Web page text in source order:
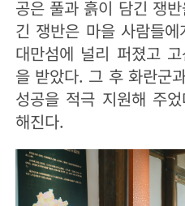
공은 풀과 흙이 담긴 쟁
긴 쟁반은 마을 사람들
대만섬에 널리 퍼졌고
을 받았다. 그 후 화란군
성공을 적극 지원해 주
해진다.